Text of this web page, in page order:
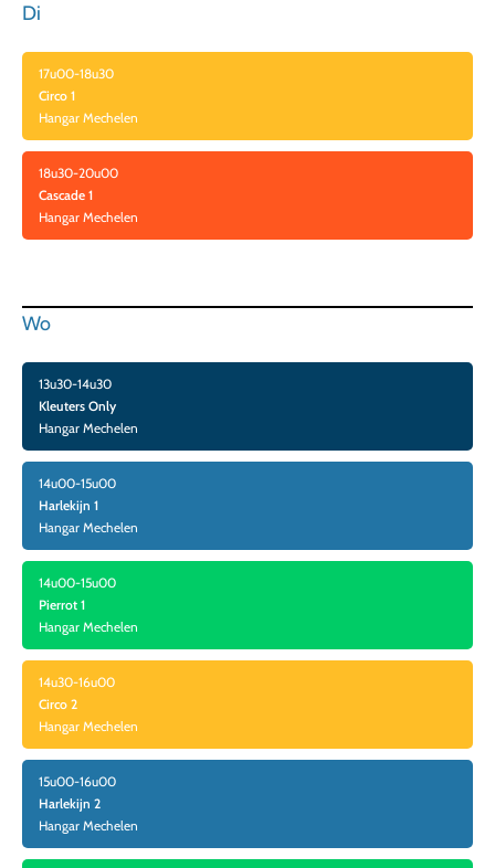
Di
17u00-18u30
Circo 1
Hangar Mechelen
18u30-20u00
Cascade 1
Hangar Mechelen
Wo
13u30-14u30
Kleuters Only
Hangar Mechelen
14u00-15u00
Harlekijn 1
Hangar Mechelen
14u00-15u00
Pierrot 1
Hangar Mechelen
14u30-16u00
Circo 2
Hangar Mechelen
15u00-16u00
Harlekijn 2
Hangar Mechelen